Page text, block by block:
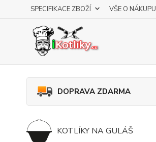
SPECIFIKACE ZBOŽÍ VŠE O NÁKUPU
DOPRAVA ZDARMA
KOTLÍKY NA GULÁŠ